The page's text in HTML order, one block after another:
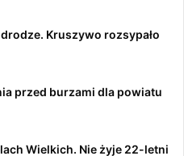
Kruszywo rozsypało
przed burzami dla powiatu
Wielkich. Nie żyje 22-letni